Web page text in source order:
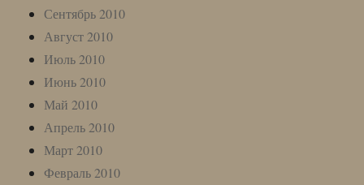
Сентябрь 2010
Август 2010
Июль 2010
Июнь 2010
Май 2010
Апрель 2010
Март 2010
Февраль 2010